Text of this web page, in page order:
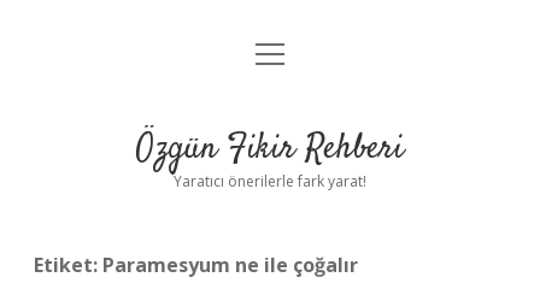
Gizlilik Politikası
Yasal Uyarı
menüyü
Özgün Fikir Rehberi
Yaratıcı önerilerle fark yarat!
Etiket: Paramesyum ne ile çoğalır